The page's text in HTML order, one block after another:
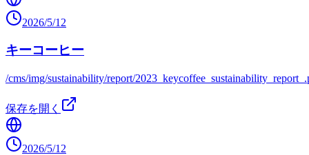
2026/5/12
キーコーヒー
/cms/img/sustainability/report/
保存を開く
2026/5/12